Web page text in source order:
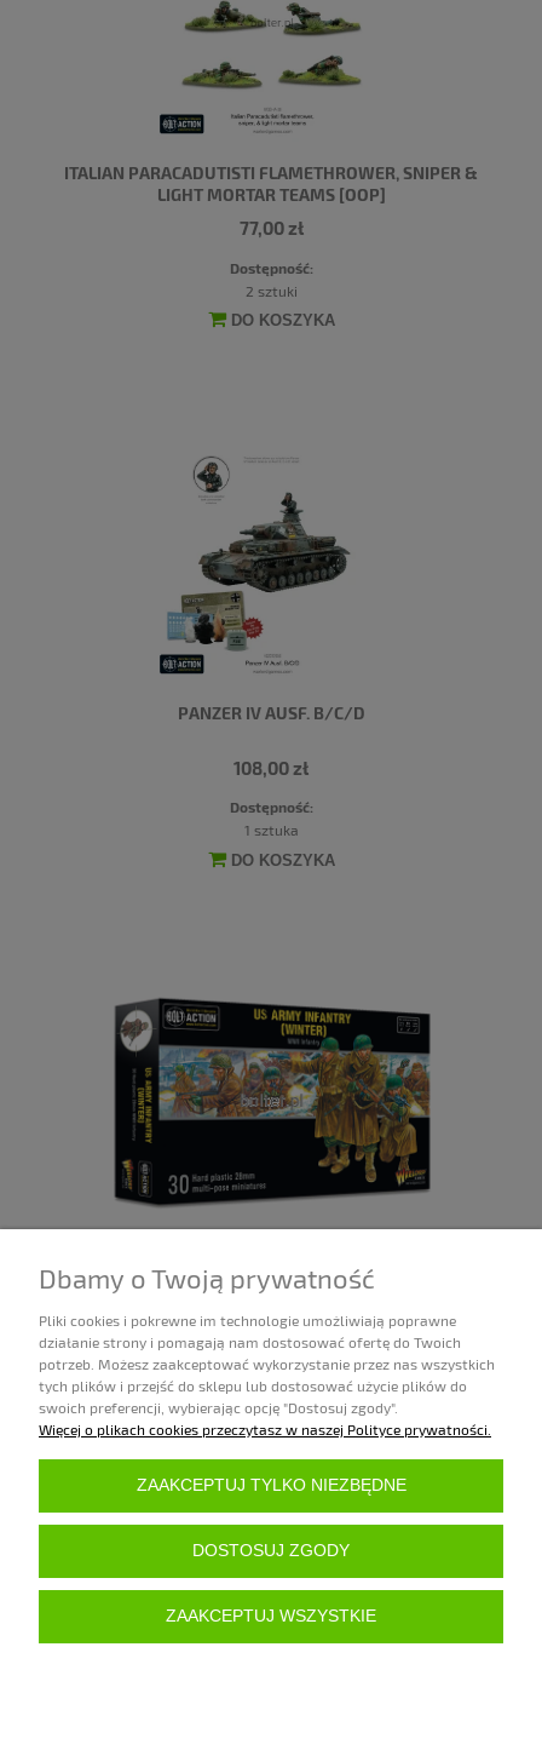
ITALIAN PARACADUTISTI FLAMETHROWER, SNIPER &
LIGHT MORTAR TEAMS [OOP]
77,00 zł
Dostępność:
2 sztuki
DO KOSZYKA
PANZER IV AUSF. B/C/D
108,00 zł
Dostępność:
1 sztuka
DO KOSZYKA
Dostępność:
duża ilość (10+ szt.)
DO KOSZYKA
ZAKUPY
MOJE KONTO
Dbamy o Twoją prywatność
Pliki cookies i pokrewne im technologie umożliwiają poprawne
działanie strony i pomagają nam dostosować ofertę do Twoich
potrzeb. Możesz zaakceptować wykorzystanie przez nas wszystkich
tych plików i przejść do sklepu lub dostosować użycie plików do
swoich preferencji, wybierając opcję "Dostosuj zgody".
Więcej o plikach cookies przeczytasz w naszej Polityce prywatności.
ZAAKCEPTUJ TYLKO NIEZBĘDNE
DOSTOSUJ ZGODY
ZAAKCEPTUJ WSZYSTKIE